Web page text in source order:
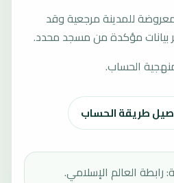
للمدينة مرجعية وقد
بيانات مؤكدة من مسجد محدد.
الحساب.
طريقة الحساب
العالم الإسلامي.